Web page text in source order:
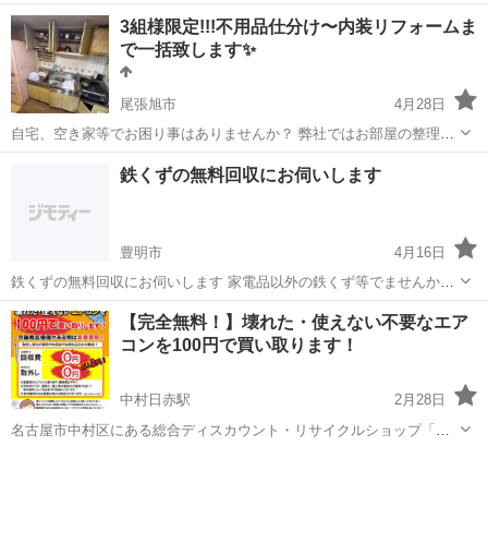
する業者のみを登録して運営しており、適正価格での不用品回収を実
現しています。見積り無料！ 個人の方から法人の方まで、安心してご
利用いただけるサービスで...
愛知 岡崎市 不用品回収 無料
3組様限定!!!不用品仕分け〜内装リフォームま
で一括致します✨
尾張旭市
4月28日
自宅、空き家等でお困り事はありませんか？ 弊社ではお部屋の整理整
頓〜内装リフォーム、リノベーションまで幅広く対応できます。 こん
尾張旭市 不用品回収 無料
鉄くずの無料回収にお伺いします
豊明市
4月16日
鉄くずの無料回収にお伺いします 家電品以外の鉄くず等でませんか?
軽トラで無料で引き取りにお伺いします 【無料引取条件】 軽トラ山積
みからになります。 少量の場合、6000円の出張費用が必要 （エリ
愛知 豊明市 不用品回収 無料
【完全無料！】壊れた・使えない不要なエア
コンを100円で買い取ります！
中村日赤駅
2月28日
名古屋市中村区にある総合ディスカウント・リサイクルショップ「ビ